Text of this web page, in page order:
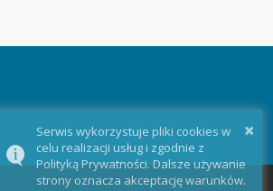
×
Serwis wykorzystuje pliki cookies w
celu realizacji usług i zgodnie z
Polityką Prywatności. Dalsze używanie
strony oznacza akceptację warunków.